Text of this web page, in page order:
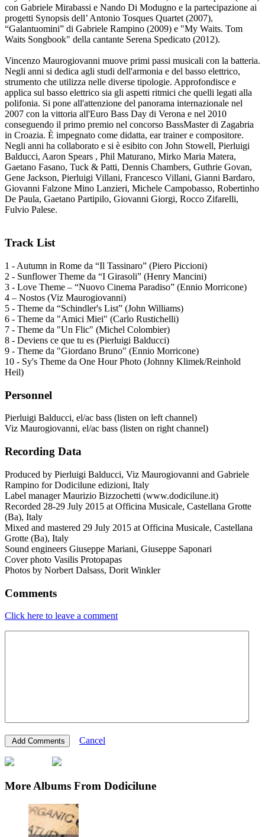
con Gabriele Mirabassi e Nando Di Modugno e la partecipazione ai
progetti Synopsis dell’ Antonio Tosques Quartet (2007),
“Galantuomini” di Gabriele Rampino (2009) e "My Waits. Tom
Waits Songbook" della cantante Serena Spedicato (2012).
Vincenzo Maurogiovanni muove primi passi musicali con la batteria.
Negli anni si dedica agli studi dell'armonia e del basso elettrico,
strumento che utilizza nelle diverse tipologie. Approfondisce e
applica sul basso elettrico sia gli aspetti ritmici che quelli legati alla
polifonia. Si pone all'attenzione del panorama internazionale nel
2007 con la vittoria all'Euro Bass Day di Verona e nel 2010
conseguendo il primo premio nel concorso BassMaster di Zagabria
in Croazia. È impegnato come didatta, ear trainer e compositore.
Negli anni ha collaborato e si è esibito con John Stowell, Pierluigi
Balducci, Aaron Spears , Phil Maturano, Mirko Maria Matera,
Gaetano Fasano, Tuck & Patti, Dennis Chambers, Guthrie Govan,
Gene Jackson, Pierluigi Villani, Francesco Villani, Gianni Bardaro,
Giovanni Falzone Mino Lanzieri, Michele Campobasso, Robertinho
De Paula, Gaetano Partipilo, Giovanni Giorgi, Rocco Zifarelli,
Fulvio Palese.
Track List
1 - Autumn in Rome da “Il Tassinaro” (Piero Piccioni)
2 - Sunflower Theme da “I Girasoli” (Henry Mancini)
3 - Love Theme – “Nuovo Cinema Paradiso” (Ennio Morricone)
4 – Nostos (Viz Maurogiovanni)
5 - Theme da “Schindler's List” (John Williams)
6 - Theme da "Amici Miei" (Carlo Rustichelli)
7 - Theme da "Un Flic" (Michel Colombier)
8 - Deviens ce que tu es (Pierluigi Balducci)
9 - Theme da "Giordano Bruno" (Ennio Morricone)
10 - Sy's Theme da One Hour Photo (Johnny Klimek/Reinhold
Heil)
Personnel
Pierluigi Balducci, el/ac bass (listen on left channel)
Viz Maurogiovanni, el/ac bass (listen on right channel)
Recording Data
Produced by Pierluigi Balducci, Viz Maurogiovanni and Gabriele
Rampino for Dodicilune edizioni, Italy
Label manager Maurizio Bizzochetti (www.dodicilune.it)
Recorded 28-29 July 2015 at Officina Musicale, Castellana Grotte
(Ba), Italy
Mixed and mastered 29 July 2015 at Officina Musicale, Castellana
Grotte (Ba), Italy
Sound engineers Giuseppe Mariani, Giuseppe Saponari
Cover photo Vasilis Protopapas
Photos by Norbert Dalsass, Dorit Winkler
Comments
Click here to leave a comment
Cancel
More Albums From Dodicilune